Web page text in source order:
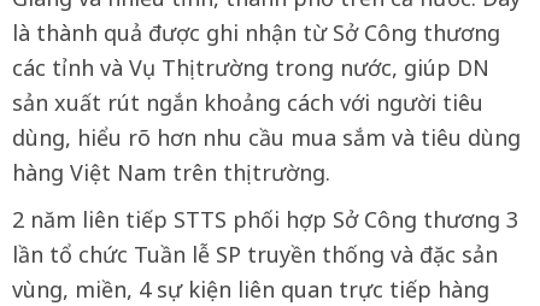
là thành quả được ghi nhận từ Sở Công thương
các tỉnh và Vụ Thị trường trong nước, giúp DN
sản xuất rút ngắn khoảng cách với người tiêu
dùng, hiểu rõ hơn nhu cầu mua sắm và tiêu dùng
hàng Việt Nam trên thị trường.
2 năm liên tiếp STTS phối hợp Sở Công thương 3
lần tổ chức Tuần lễ SP truyền thống và đặc sản
vùng, miền, 4 sự kiện liên quan trực tiếp hàng